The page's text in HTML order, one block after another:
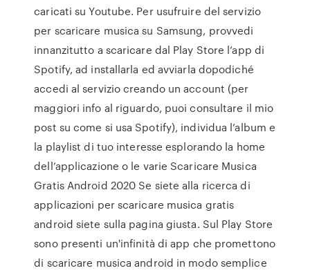
caricati su Youtube. Per usufruire del servizio
per scaricare musica su Samsung, provvedi
innanzitutto a scaricare dal Play Store l’app di
Spotify, ad installarla ed avviarla dopodiché
accedi al servizio creando un account (per
maggiori info al riguardo, puoi consultare il mio
post su come si usa Spotify), individua l’album e
la playlist di tuo interesse esplorando la home
dell’applicazione o le varie Scaricare Musica
Gratis Android 2020 Se siete alla ricerca di
applicazioni per scaricare musica gratis
android siete sulla pagina giusta. Sul Play Store
sono presenti un'infinità di app che promettono
di scaricare musica android in modo semplice